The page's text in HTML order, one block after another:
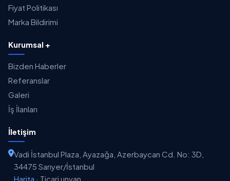
Fiyat Politikası
Marka Bildirimi
Kurumsal +
Bizden Haberler
Referanslar
Galeri
İş İlanları
İletişim
Vadi İstanbul Plaza, Ayazağa, Azerbaycan Cd. No: 3D,
34475 Sarıyer/İstanbul
Harita · Ticari unvan